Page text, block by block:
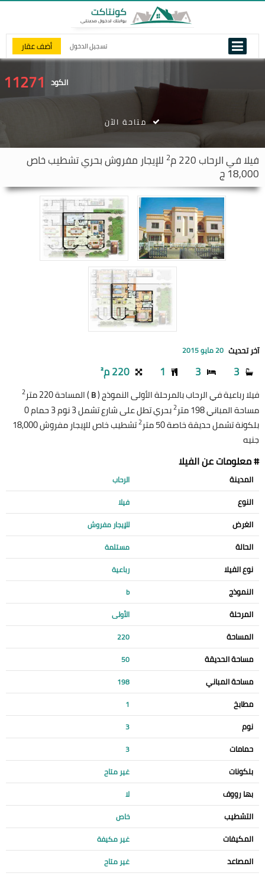
تسجيل الدخول أضف عقار
الكود 11271
فيلا فيالرحاب 2 للإيجار مفروش بحري تشطيب خاص
18,000 ج
متاحة الآن
آخر تحديث 20 مايو 2015
3
3
1 220 م²
فيلا رباعية في الرحاب بالمرحلة الأولى النموذج (B) المساحة 220 متر 2
مساحة المباني 198 متر 2
بحري تطل على شارع تشمل 3 نوم 3 حمام 0
بلكونة تشمل حديقة خاصة 50 متر
2
تشطيب خاص للإيجار مفروش 18,000
جنيه
# معلومات عن الفيلا
المدينة الرحاب
النوع فيلا
الغرض للإيجار مفروش
الحالة مستلمة
نوع الفيلا رباعية
النموذج b
المرحلة الأولى
المساحة 220
مساحة الحديقة 50
مساحة المباني 198
مطابخ 1
نوم 3
حمامات 3
بلكونات غير متاح
بها رووف لا
التشطيب خاص
المكيفات غير مكيفة
المصاعد غير متاح